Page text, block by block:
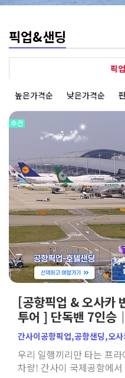
픽업&샌딩
픽
높은가격순 낮은가격순
[공항픽업 & 오사카
투어 ] 단독밴 7인승
공식가이드｜주유패
간사이공항픽업,공항샌딩,오
오사카픽업서비스,간사이공항
오사카단독차량,오사카호텔픽
오사카공항샌딩,간사이공항에
우리 일행끼리만 타는 프라
차량! 간사이 국제공항에